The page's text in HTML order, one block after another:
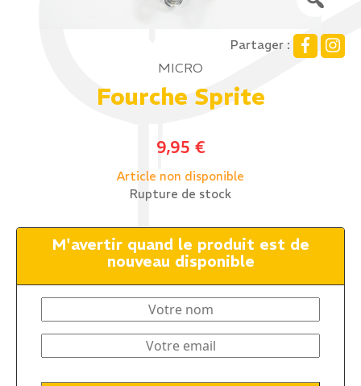
Partager :
MICRO
Fourche Sprite
9,95 €
Article non disponible
Rupture de stock
M'avertir quand le produit est de
nouveau disponible